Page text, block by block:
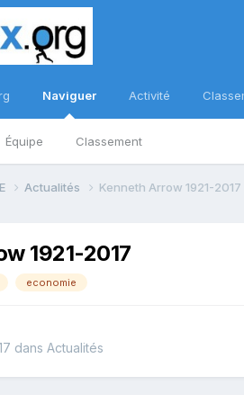
Naviguer
Équipe Classement
Activité
Actualités Kenneth Arrow 1921-2017
1921-2017
economie
dans Actualités